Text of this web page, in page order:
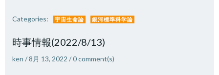
Categories: 宇宙生命論 銀河標準科学論
時事情報(2022/8/13)
ken /8月 13, 2022 /0comment(s)